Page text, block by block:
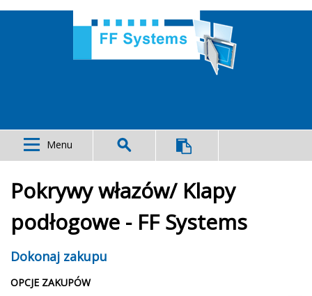
Menu
Pokrywy włazów/ Klapy
podłogowe - FF Systems
Dokonaj zakupu
OPCJE ZAKUPÓW